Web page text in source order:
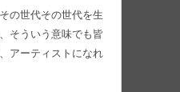
の世代その世代を生
そういう意味でも皆
アーティストになれ